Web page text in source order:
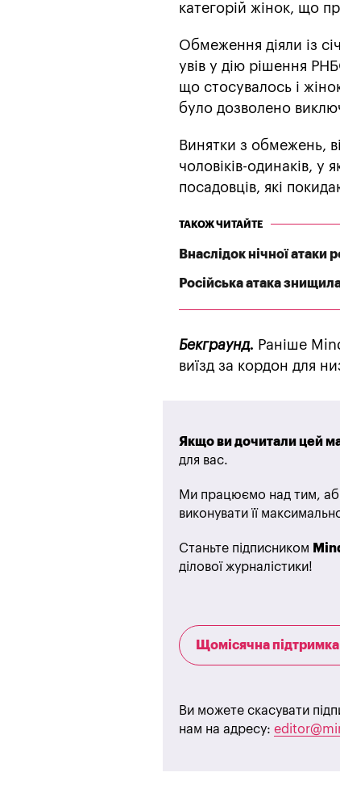
категорій жінок, що
Обмеження діяли із
увів у дію рішення
що стосувалось і
було дозволено
Винятки з обмежень,
чоловіків-одинаків, у
посадовців, які
ТАКОЖ ЧИТАЙТЕ
Внаслідок нічної
Російська атака
Бекграунд. Раніше
виїзд за кордон для
Якщо ви дочитали цей
для вас.
Ми працюємо над тим,
виконувати її
Станьте підписником
ділової журналістики!
Щомісячна підтримка
Ви можете скасувати
нам на адресу: